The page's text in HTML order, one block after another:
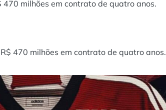
milhões em contrato de quatro anos.
470 milhões em contrato de quatro anos.